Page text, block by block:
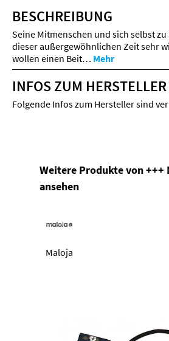
BESCHREIBUNG
Seine Mitmenschen und sich selbst
dieser außergewöhnlichen Zeit sehr
wollen einen Beit… Mehr
INFOS ZUM HERSTELLER
Folgende Infos zum Hersteller sind
Produktgalerie überspringen
Weitere Produkte von +++
ansehen
Maloja